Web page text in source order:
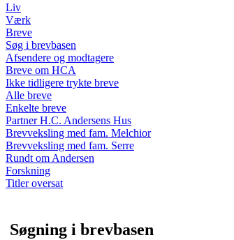
Liv
Værk
Breve
Søg i brevbasen
Afsendere og modtagere
Breve om HCA
Ikke tidligere trykte breve
Alle breve
Enkelte breve
Partner H.C. Andersens Hus
Brevveksling med fam. Melchior
Brevveksling med fam. Serre
Rundt om Andersen
Forskning
Titler oversat
Søgning i brevbasen